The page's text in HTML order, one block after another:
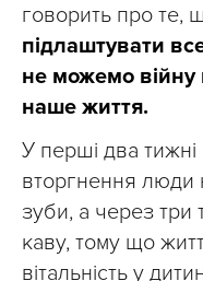
говорить про те,
підлаштувати
не можемо війну
наше життя.
У перші два
вторгнення люди
зуби, а через три
каву, тому що
вітальність у